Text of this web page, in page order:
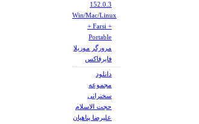
152.0.3
Win/Mac/Linux
+ Farsi +
Portable
مرورگر موزیلا
فایرفاکس
دانلود
مجموعه
سخنرانی
حجت الاسلام
علیرضا پناهیان